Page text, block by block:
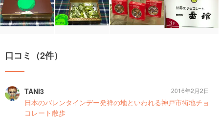
口コミ（2件）
TANI3
日本のバレンタインデー発祥の地といわれる神戸市街地チョ
コレート散歩
2016年2月2日